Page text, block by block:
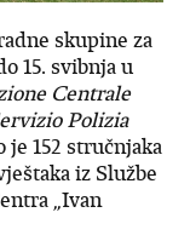
skupine za
15. svibnja u
Centrale
Polizia
152 stručnjaka
iz Službe
„Ivan